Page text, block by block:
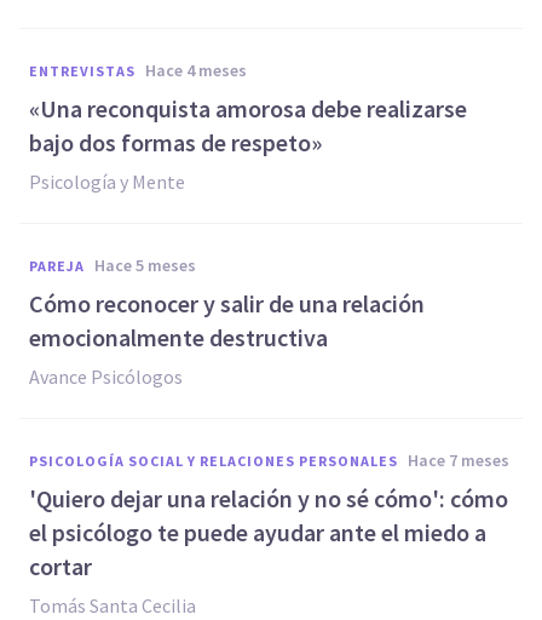
ENTREVISTAS hace 4 meses
«Una reconquista amorosa debe realizarse
bajo dos formas de respeto»
Psicología y Mente
PAREJA hace 5 meses
Cómo reconocer y salir de una relación
emocionalmente destructiva
Avance Psicólogos
PSICOLOGÍA SOCIAL Y RELACIONES PERSONALES hace 7 meses
'Quiero dejar una relación y no sé cómo': cómo
el psicólogo te puede ayudar ante el miedo a
cortar
Tomás Santa Cecilia